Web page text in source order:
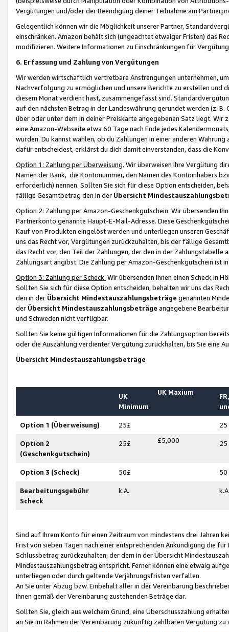
Vergütungen und/oder der Beendigung deiner Teilnahme am
Gelegentlich können wir die Möglichkeit unserer Partner,
einschränken. Amazon behält sich (ungeachtet etwaiger Fristen) das
modifizieren. Weitere Informationen zu Einschränkungen für
6. Erfassung und Zahlung von Vergütungen
Wir werden wirtschaftlich vertretbare Anstrengungen unternehmen,
Nachverfolgung zu ermöglichen und unsere Berichte zu erstellen und
diesem Monat verdient hast, zusammengefasst sind.
auf den nächsten Betrag in der Landeswährung gerundet werden (z.
über oder unter dem in deiner Preiskarte angegebenen Satz liegt.
eine Amazon-Webseite etwa 60 Tage nach Ende jedes
wurden. Du kannst wählen, ob du Zahlungen in einer anderen
dafür entscheidest, erklärst du dich damit einverstanden, dass die
Option 1: Zahlung per Überweisung. Wir überweisen Ihre Vergütung
Namen der Bank, die Kontonummer, den Namen des Kontoinhabers
erforderlich) nennen. Sollten Sie sich für diese Option entscheiden,
fällige Gesamtbetrag den in der Übersicht
Option 2: Zahlung per Amazon-Geschenkgutschein. Wir übersenden
Partnerkonto genannte Haupt-E-Mail-Adresse. Diese
Kauf von Produkten eingelöst werden und unterliegen unseren
uns das Recht vor, Vergütungen zurückzuhalten, bis der fällige
das Recht vor, den Teil der Zahlungen, der den in der
Zahlungsart angibst. Die Zahlung per Amazon-Geschenkgutschein ist
Option 3: Zahlung per Scheck. Wir übersenden Ihnen einen Scheck in
Sollten Sie sich für diese Option entscheiden, behalten wir uns das
den in der Übersicht Mindestauszahlungsbeträge genannten
der Übersicht Mindestauszahlungsbeträge angegebene
und Schweden nicht verfügbar.
Sollten Sie keine gültigen Informationen für die Zahlungsoption
oder die Auszahlung verdienter Vergütung zurückhalten, bis Sie
Übersicht Mindestauszahlungsbeträge
UK
Minimum
UK Maxium
Option 1 (Überweisung) 25£ 25
Option 2
(Geschenkgutschein)
25£ £5,000 25
Option 3 (Scheck) 50£ 50
Bearbeitungsgebühr
Scheck
k.A.
Sind auf Ihrem Konto für einen Zeitraum von mindestens drei Jahren
Frist von sieben Tagen nach einer entsprechenden Ankündigung die
Schlussbetrag zurückzuhalten, der dem in der Übersicht
Mindestauszahlungsbetrag entspricht. Ferner können eine etwaig
unterliegen oder durch geltende Verjährungsfristen verfallen.
An Sie unter Abzug bzw. Einbehalt aller in der Vereinbarung
Ihnen gemäß der Vereinbarung zustehenden Beträge dar.
Sollten Sie, gleich aus welchem Grund, eine Überschusszahlung
an Sie im Rahmen der Vereinbarung zukünftig zahlbaren Vergütung zu